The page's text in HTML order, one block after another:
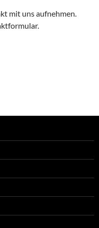
mit uns aufnehmen.